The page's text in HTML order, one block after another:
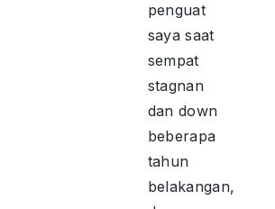
penguat
saya saat
sempat
stagnan
dan down
beberapa
tahun
belakangan,